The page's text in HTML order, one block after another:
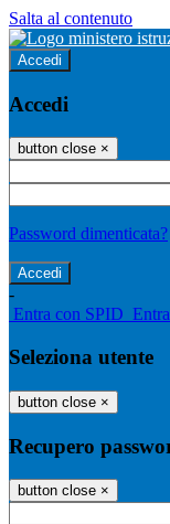
Salta al contenuto
Accedi
Accedi
button close ×
Password dimenticata?
-
Entra con SPID
Seleziona utente
button close ×
Recupero
button close ×